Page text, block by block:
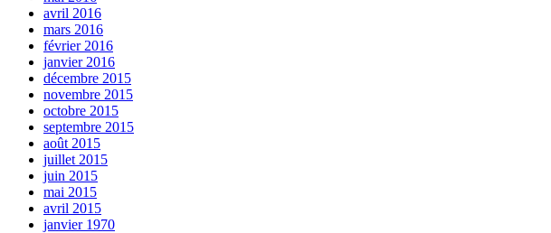
avril 2016
mars 2016
février 2016
janvier 2016
décembre 2015
novembre 2015
octobre 2015
septembre 2015
août 2015
juillet 2015
juin 2015
mai 2015
avril 2015
janvier 1970